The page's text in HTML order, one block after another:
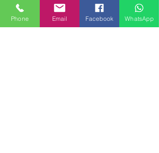
Phone Email Facebook WhatsApp